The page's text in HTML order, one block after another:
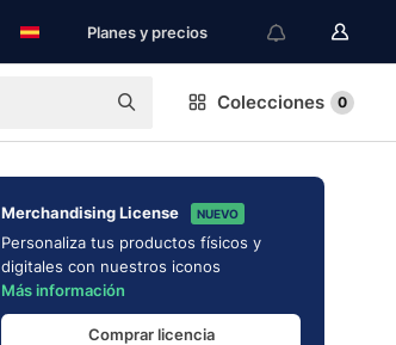
Planes y precios
Colecciones 0
Merchandising License NUEVO
Personaliza tus productos físicos y
digitales con nuestros iconos
Más información
Comprar licencia